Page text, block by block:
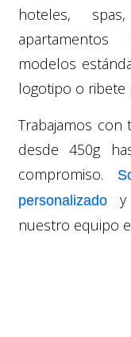
hoteles,
modelos
logotipo o ribete
Trabajamos con
desde 450g
compromiso.
personalizado y
nuestro equipo